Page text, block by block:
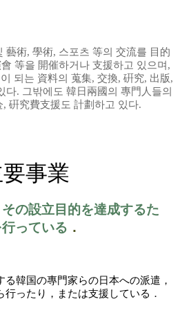
藝術, 學術, 스포츠 等의 交流를 目的
等을 開催하거나 支援하고 있으며,
되는 資料의 蒐集, 交換, 硏究, 出版,
다. 그밖에도 韓日兩國의 專門人들의
硏究費支援도 計劃하고 있다.
事業
の設立目的を達成するた
っている ．
る韓国の專門家らの日本への派遣 ，
行ったり ， または支援 している ．